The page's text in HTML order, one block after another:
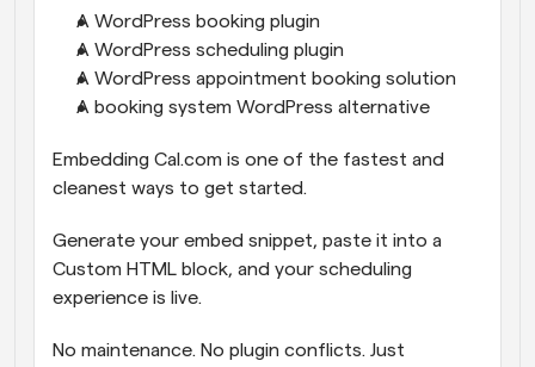
A WordPress booking plugin
A WordPress scheduling plugin
A WordPress appointment booking solution
A booking system WordPress alternative
Embedding Cal.com is one of the fastest and
cleanest ways to get started.
Generate your embed snippet, paste it into a
Custom HTML block, and your scheduling
experience is live.
No maintenance. No plugin conflicts. Just